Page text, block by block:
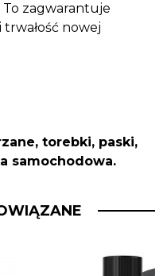
To zagwarantuje
nowej
torebki, paski,
samochodowa.